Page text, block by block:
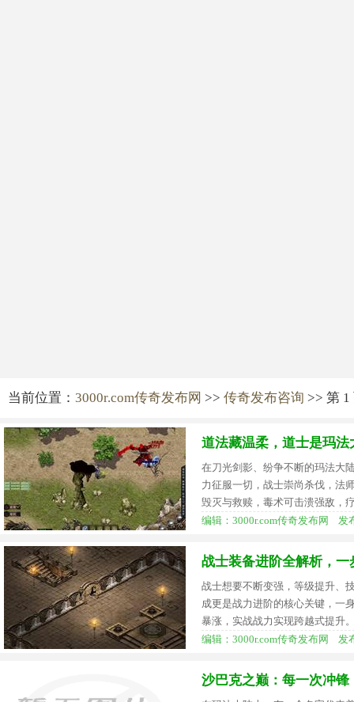
当前位置： 3000r.com传奇发布网 >> 传奇发布咨询 >> 第 1
道法藏温柔，道士是玛
在刀光剑影、纷争不断的玛法大
力征服一切，战士崇尚杀伐，法
毁灭与救赎，毒术可击溃强敌，
编辑：3000r.com传奇发布网 发
战士装备进阶全解析，
战士想要不断变强，等级提升、
成更是战力进阶的核心关键，一
暴涨，实战战力实现跨越式提升
编辑：3000r.com传奇发布网 发
沙巴克之巅：每一次冲